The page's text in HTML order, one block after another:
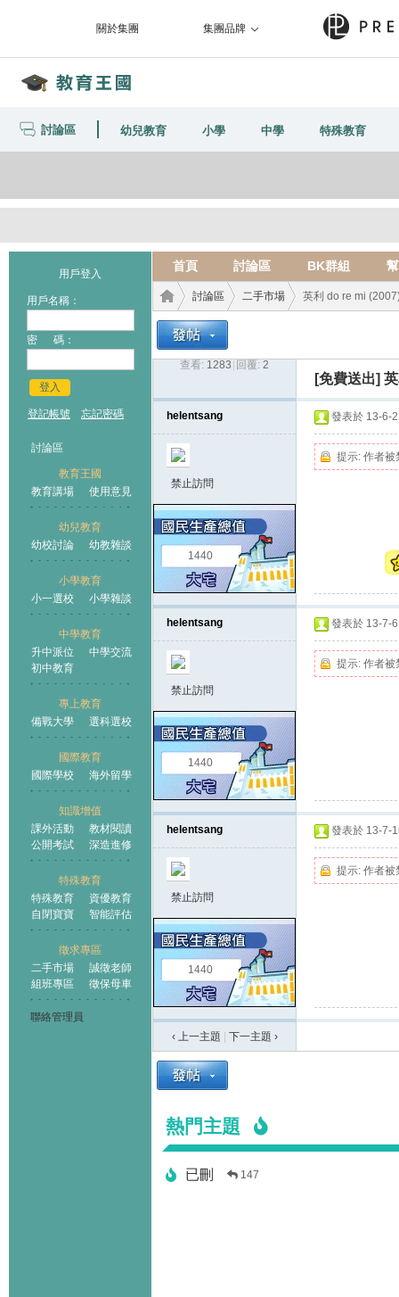
關於集團 集團品牌
討論區 幼兒教育 小學 中學 特殊教育
用戶登入
用戶名稱：
密 碼：
登入
登記帳號 忘記密碼
討論區
教育王國
教育講場
使用意見
幼兒教育
幼校討論
幼教雜談
小學教育
小一選校
小學雜談
中學教育
升中派位
中學交流
初中教育
專上教育
備戰大學
選科選校
國際教育
國際學校
海外留學
知識增值
課外活動
教材閱讀
公開考試
深造進修
特殊教育
特殊教育
資優教育
自閉寶寶
智能評估
徵求專區
二手市場
誠徵老師
組班專區
徵保母車
聯絡管理員
首頁 討論區 BK群組
王國
討論區
›
二手市場 英利 do re mi
查看: 1283 回覆: 2
[免費送出]
helentsang
禁止訪問
1440
發表於 13-6-
提示: 作者被
helentsang
禁止訪問
1440
發表於 13-7-
提示: 作者被
helentsang
禁止訪問
1440
發表於 13-7-
提示: 作者被
‹ 上一主題 下一主題 ›
熱門主題
已刪 147